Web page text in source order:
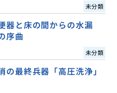
未分類
器と床の間からの水漏
序曲
未分類
最終兵器「高圧洗浄」